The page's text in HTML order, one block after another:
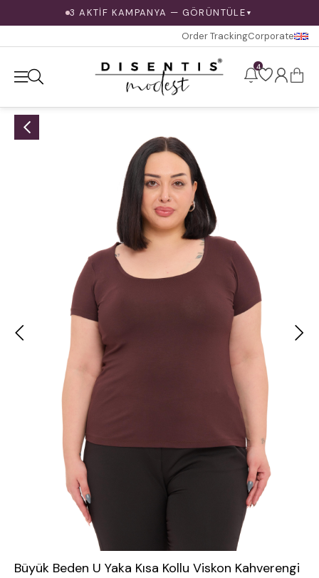
3 AKTİF KAMPANYA — GÖRÜNTÜLE ▼
Order TrackingCorporate
4
Büyük Beden U Yaka Kısa Kollu Viskon Kahverengi